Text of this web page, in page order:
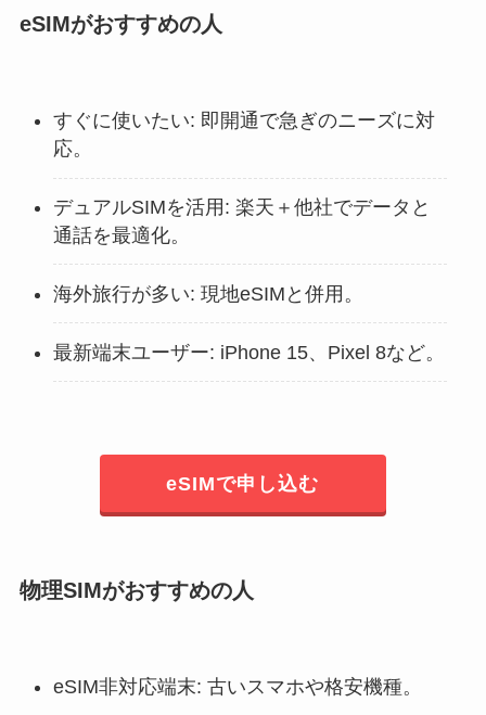
eSIMがおすすめの人
すぐに使いたい: 即開通で急ぎのニーズに対
応。
デュアルSIMを活用: 楽天＋他社でデータと
通話を最適化。
海外旅行が多い: 現地eSIMと併用。
最新端末ユーザー: iPhone 15、Pixel 8など。
eSIMで申し込む
物理SIMがおすすめの人
eSIM非対応端末: 古いスマホや格安機種。